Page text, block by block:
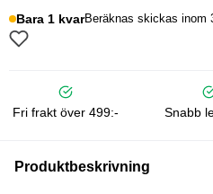
Bara 1 kvarBeräknas skickas inom
Fri frakt över 499:- Snabb
Produktbeskrivning